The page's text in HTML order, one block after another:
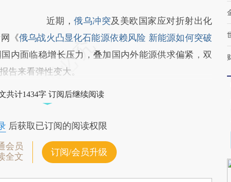
近期，俄乌冲突及美欧国家应对折射出化
《俄乌战火凸显化石能源依赖风险 新能源如何突破
内面临稳增长压力，叠加国内外能源供求偏紧，双
告来看弹性变大。
共计1434字 订阅后继续阅读
后获取已订阅的阅读权限
会员
全文
订阅/会员升级